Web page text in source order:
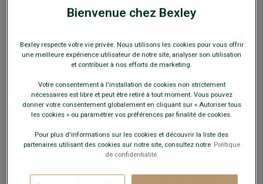
10h00 - 18h00
VOUS Y TROUVEREZ
Chaussures ville et détente
Costumes
Chemises, pulls, polos, pantalons
Ceintures et sous-vêtements
Trench, manteau, blousons, doudounes
Maroquinerie, accessoires mode
Doudounes
Pantalons, bermudas
Bienvenue chez Bexley
Bexley respecte votre vie privée. Nous utilisons les cookies pour vous offrir
une meilleure expérience utilisateur de notre site, analyser son utilisation
et contribuer à nos efforts de marketing.
Votre consentement à l'installation de cookies non strictement
nécessaires est libre et peut être retiré à tout moment. Vous pouvez
donner votre consentement globalement en cliquant sur « Autoriser tous
les cookies » ou paramétrer vos préférences par finalité de cookies.
Pour plus d'informations sur les cookies et découvrir la liste des
partenaires utilisant des cookies sur notre site, consultez notre Politique
de confidentialité.